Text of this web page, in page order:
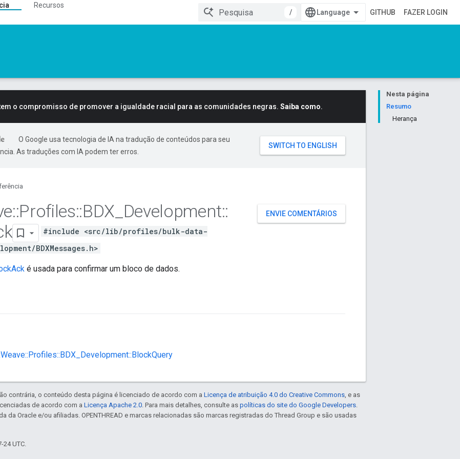
Recursos
/
GITHUB FAZER LOGIN
Nesta página
Resumo
Herança
o compromisso de promover a igualdade racial para as comunidades negras. Saiba como.
O Google usa tecnologia de IA na tradução de conteúdos para seu
As traduções com IA podem ter erros.
ENVIE COMENTÁRIOS
::Profiles::BDX Development::
#include <src/lib/profiles/bulk-data-
BDXMessages.h>
é usada para confirmar um bloco de dados.
contrária, o conteúdo desta página é licenciado de acordo com a Licença de atribuição 4.0 do Creative Commons, e as
de acordo com a Licença Apache 2.0. Para mais detalhes, consulte as políticas do site do Google Developers.
da Oracle e/ou afiliadas. OPENTHREAD e marcas relacionadas são marcas registradas do Thread Group e são usadas
24 UTC.